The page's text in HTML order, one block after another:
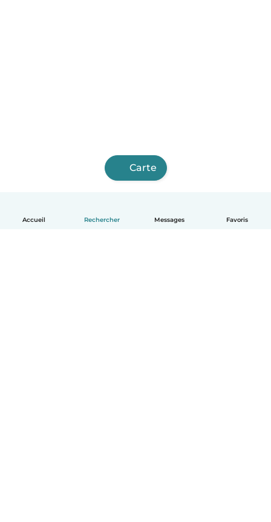
Accueil Rechercher Messages Favoris
Carte